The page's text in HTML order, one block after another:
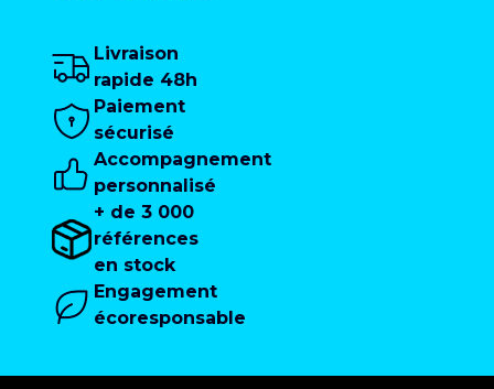
Livraison
rapide 48h
Paiement
sécurisé
Accompagnement
personnalisé
+ de 3 000
références
en stock
Engagement
écoresponsable